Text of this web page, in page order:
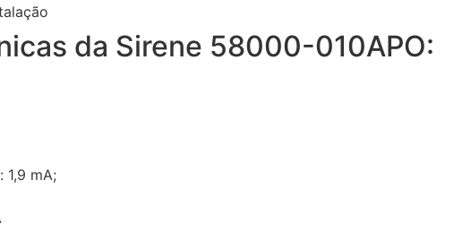
da Sirene 58000-010APO:
1,9 mA;